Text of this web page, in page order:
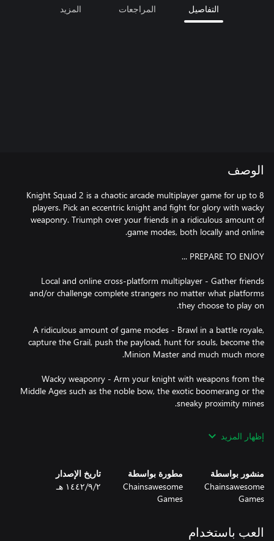
التفاصيل المراجعات المزيد
الوصف
Knight Squad 2 is a chaotic arcade multiplayer game for up to 8
players. Pick an eccentric knight and fight for glory with wacky
weaponry. Triumph over your friends in a ridiculous amount of
Local and online cross-platform multiplayer - Gather friends
and/or challenge complete strangers no matter what platforms
A ridiculous amount of game modes - Brawl in a battle royale,
capture the Grail, push the payload, hunt for souls, become the
Wacky weaponry - Arm your knight with weapons from the
Middle Ages such as the noble bow, the exotic boomerang or the
slippery floor, the exploding corpses or changing the starter
إظهار المزيد
منشور بواسطة
Chainsawesome
Games
مطورة بواسطة
Chainsawesome
Games
تاريخ الإصدار
٢‏/٩‏/١٤٤٢ هـ
العب باستخدام